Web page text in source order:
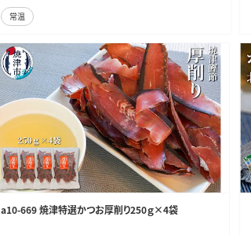
常温
a10-669 焼津特選かつお厚削り250ｇ×4袋